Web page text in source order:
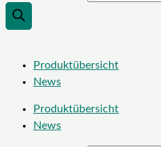
Produktübersicht
News
Produktübersicht
News